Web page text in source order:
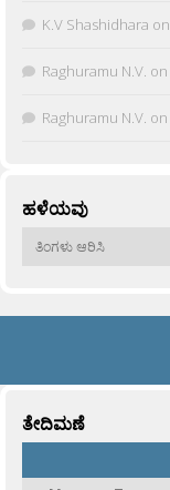
K.V Shashidhara on
Raghuramu N.V. on
Raghuramu N.V. on
ಹಳೆಯವು
ಹಳೆಯವು
ತೇದಿಮಣೆ